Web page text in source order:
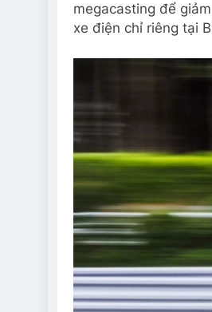
megacasting để
xe điện chỉ riêng tại